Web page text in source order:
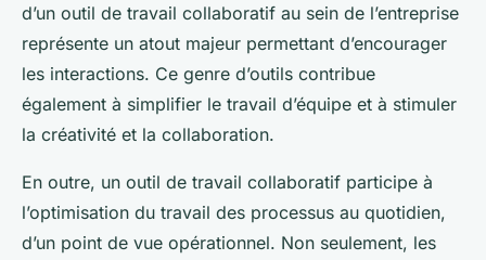
d’un outil de travail collaboratif au sein de l’entreprise
représente un atout majeur permettant d’encourager
les interactions. Ce genre d’outils contribue
également à simplifier le travail d’équipe et à stimuler
la créativité et la collaboration.
En outre, un outil de travail collaboratif participe à
l’optimisation du travail des processus au quotidien,
d’un point de vue opérationnel. Non seulement, les